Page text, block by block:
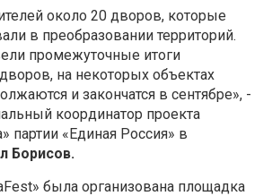
около 20 дворов, которые
в преобразовании территорий.
промежуточные итоги
на некоторых объектах
и закончатся в сентябре», -
координатор проекта
партии «Единая Россия» в
Борисов.
была организована площадка